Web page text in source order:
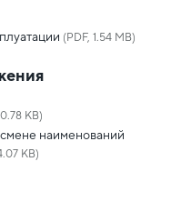
(PDF, 1.54 MB)
KB)
наименований
KB)